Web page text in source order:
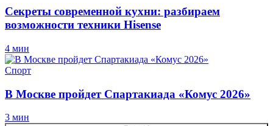
Секреты современной кухни: разбираем
возможности техники Hisense
4 мин
Спорт
В Москве пройдет Спартакиада «Комус 2026»
3 мин